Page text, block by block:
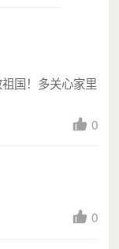
国！多关心家里
0
0